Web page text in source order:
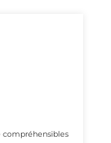
compréhensibles